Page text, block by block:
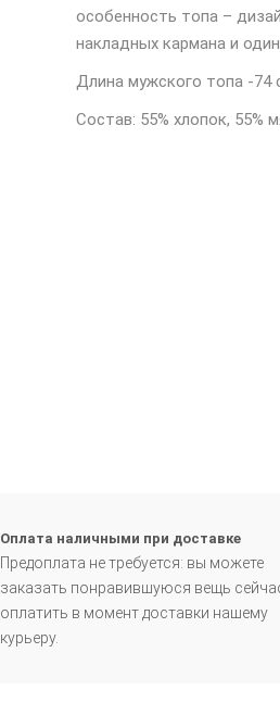
особенность топа –
накладных кармана и
Длина мужского топа -74
Состав: 55% хлопок, 55%
Оплата наличными при доставке
Предоплата не требуется: вы можете
заказать понравившуюся вещь
оплатить в момент доставки нашему
курьеру.